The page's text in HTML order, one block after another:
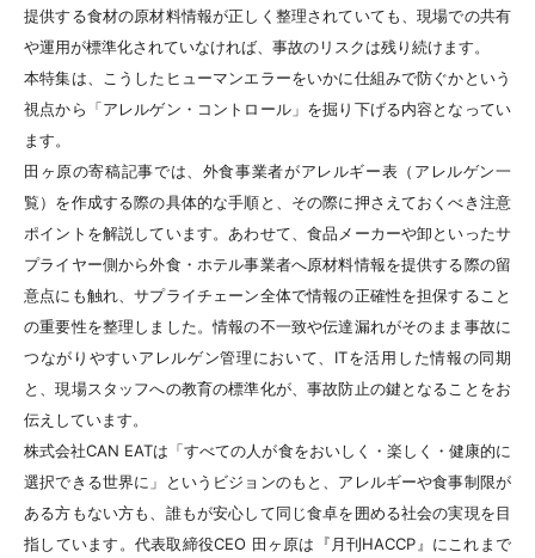
提供する食材の原材料情報が正しく整理されていても、現場での共有
や運用が標準化されていなければ、事故のリスクは残り続けます。
本特集は、こうしたヒューマンエラーをいかに仕組みで防ぐかという
視点から「アレルゲン・コントロール」を掘り下げる内容となってい
ます。
田ヶ原の寄稿記事では、外食事業者がアレルギー表（アレルゲン一
覧）を作成する際の具体的な手順と、その際に押さえておくべき注意
ポイントを解説しています。あわせて、食品メーカーや卸といったサ
プライヤー側から外食・ホテル事業者へ原材料情報を提供する際の留
意点にも触れ、サプライチェーン全体で情報の正確性を担保すること
の重要性を整理しました。情報の不一致や伝達漏れがそのまま事故に
つながりやすいアレルゲン管理において、ITを活用した情報の同期
と、現場スタッフへの教育の標準化が、事故防止の鍵となることをお
伝えしています。
株式会社CAN EATは「すべての人が食をおいしく・楽しく・健康的に
選択できる世界に」というビジョンのもと、アレルギーや食事制限が
ある方もない方も、誰もが安心して同じ食卓を囲める社会の実現を目
指しています。代表取締役CEO 田ヶ原は『月刊HACCP』にこれまで